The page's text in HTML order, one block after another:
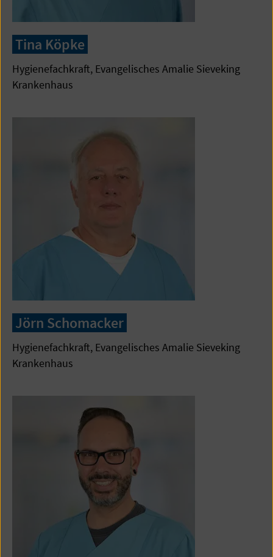
Tina Köpke
Hygienefachkraft, Evangelisches Amalie Sieveking
Krankenhaus
Jörn Schomacker
Hygienefachkraft, Evangelisches Amalie Sieveking
Krankenhaus